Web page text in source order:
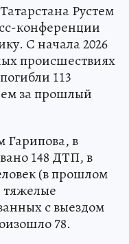
Рустем
конференции
С начала 2026
происшествиях
113
за прошлый
Гарипова, в
148 ДТП, в
(в прошлом
тяжелые
с выездом
78.